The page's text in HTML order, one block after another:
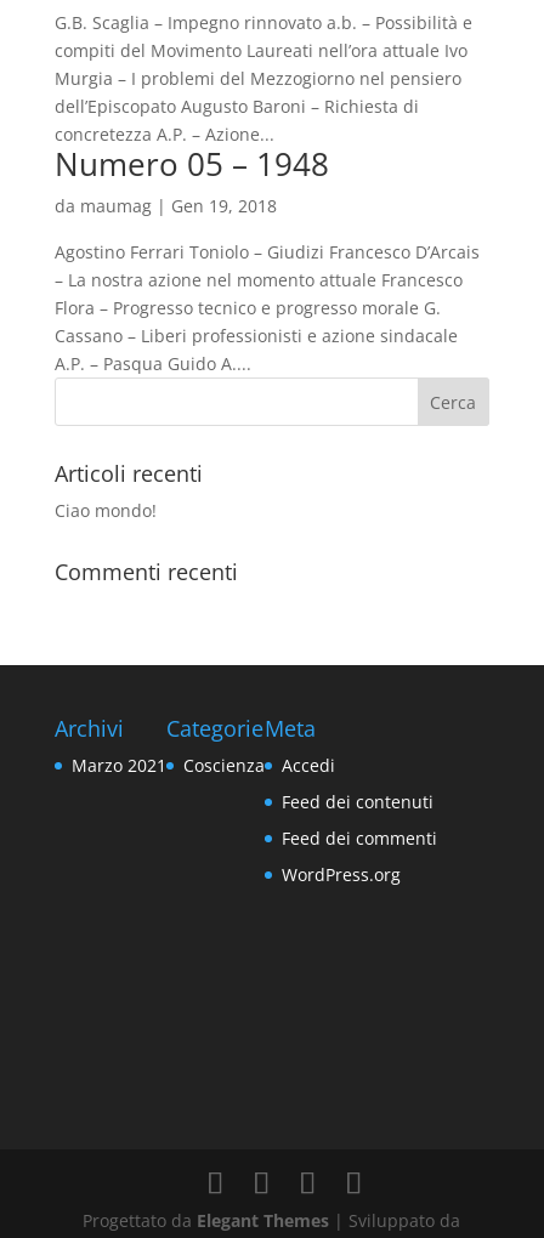
G.B. Scaglia – Impegno rinnovato a.b. – Possibilità e
compiti del Movimento Laureati nell’ora attuale Ivo
Murgia – I problemi del Mezzogiorno nel pensiero
dell’Episcopato Augusto Baroni – Richiesta di
concretezza A.P. – Azione...
Numero 05 – 1948
da maumag| Gen 19, 2018
Agostino Ferrari Toniolo – Giudizi Francesco D’Arcais
– La nostra azione nel momento attuale Francesco
Flora – Progresso tecnico e progresso morale G.
Cassano – Liberi professionisti e azione sindacale
A.P. – Pasqua Guido A....
Articoli recenti
Ciao mondo!
Commenti recenti
Archivi
Marzo 2021
Categorie
Coscienza
Meta
Accedi
Feed dei contenuti
Feed dei commenti
WordPress.org
Progettato da Elegant Themes | Sviluppato da